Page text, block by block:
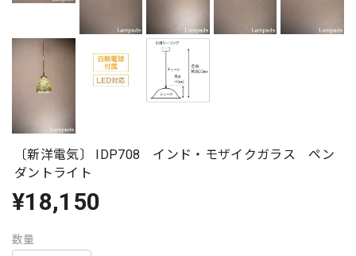
〔新洋電気〕 IDP708 インド・モザイクガラス ペン
ダントライト
¥18,150
数量